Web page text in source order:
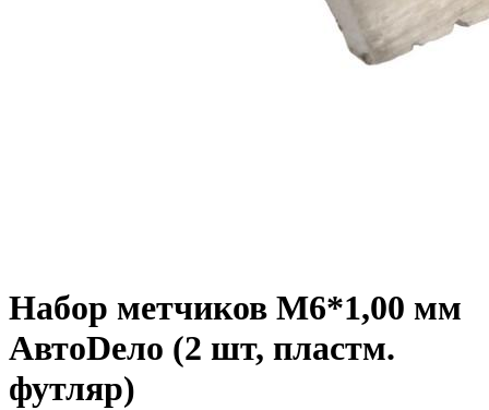
Набор метчиков М6*1,00 мм
АвтоDело (2 шт, пластм.
футляр)